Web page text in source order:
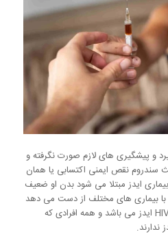
و پیشگیری های لازم صورت نگرفته و
نقص ایمنی اکتسابی یا همان
ایدز مبتلا می شود بدن او ضعیف
با بیماری های مختلف از دست می دهد
در واقع آخرین مرحله از ویروس HIV ایدز می باشد و همه افرادی که
ندارند.